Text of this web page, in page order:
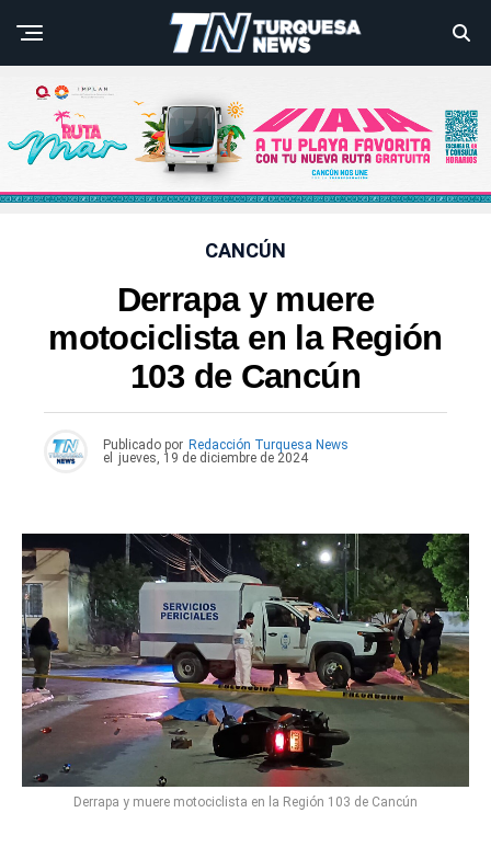
CANCÚN
Derrapa y muere
motociclista en la Región
103 de Cancún
Publicado por Redacción Turquesa News
el
jueves, 19 de diciembre de 2024
Derrapa y muere motociclista en la Región 103 de Cancún